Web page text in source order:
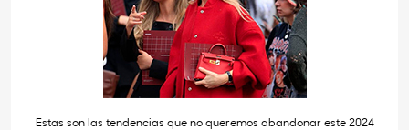
Estas son las tendencias que no queremos abandonar este 2024